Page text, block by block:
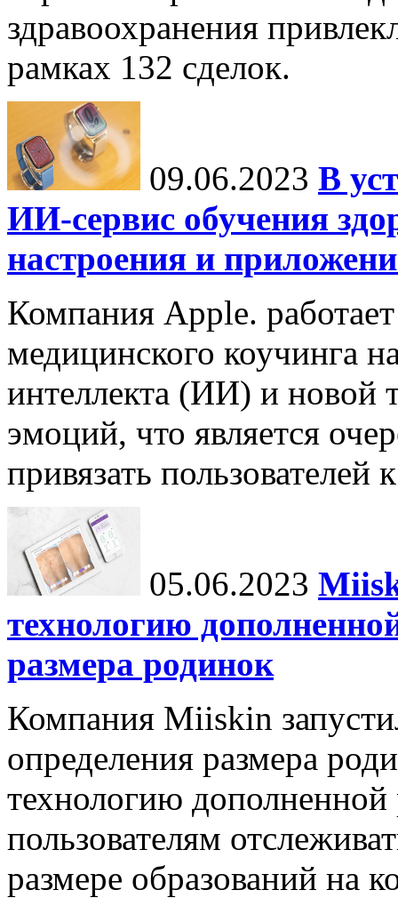
здравоохранения
рамках 132 сделок.
09.06.2023 В
ИИ-сервис обучения
настроения и
Компания Apple.
медицинского коучинга
интеллекта (ИИ) и новой
эмоций, что является
привязать
05.06.2023
технологию
размера родинок
Компания Miiskin
определения размера
технологию дополненной
пользователям
размере образований на